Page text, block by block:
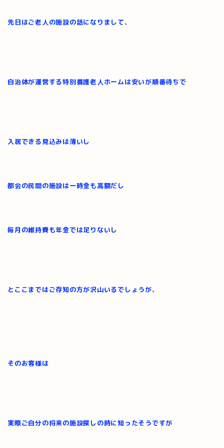
先日はご老人の施設の話になりまして、
自治体が運営する特別養護老人ホームは安いが順番待ちで
入居できる見込みは薄いし
都会の民間の施設は一時金も高額だし
毎月の維持費も年金では足りないし
とここまではご存知の方が沢山いるでしょうが、
そのお客様は
実際ご自分の将来の施設探しの時に知ったそうですが